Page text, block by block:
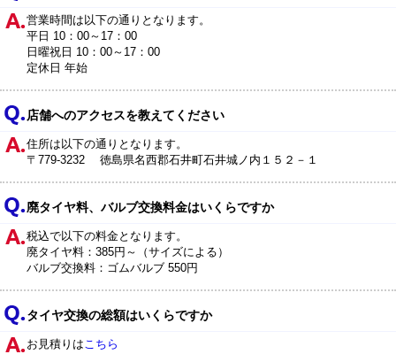
営業時間は以下の通りとなります。
平日 10：00～17：00
日曜祝日 10：00～17：00
定休日 年始
店舗へのアクセスを教えてください
住所は以下の通りとなります。
〒779-3232 徳島県名西郡石井町石井城ノ内１５２－１
廃タイヤ料、バルブ交換料金はいくらですか
税込で以下の料金となります。
廃タイヤ料：385円～（サイズによる）
バルブ交換料：ゴムバルブ 550円
タイヤ交換の総額はいくらですか
お見積りはこちら